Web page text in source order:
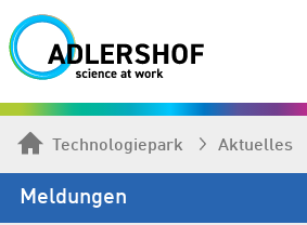
Technologiepark Aktuelles
Meldungen